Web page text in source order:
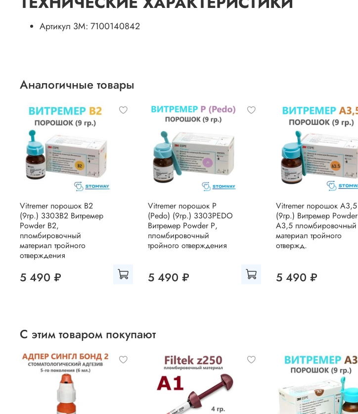
Артикул 3M: 7100140842
Аналогичные товары
Vitremer порошок B2
(9гр.) 3303B2 Витремер
Powder В2,
пломбировочный
материал тройного
отверждения
5 490 ₽
Vitremer порошок P
(Pedo) (9гр.) 3303PEDO
Витремер Powder Р,
пломбировочный
тройного отверждения
5 490 ₽
Vitremer порошок А3,5
(9гр.) Витремер Powder
A3,5 пломбировочный
материал тройного
отвержд.
5 490 ₽
С этим товаром покупают